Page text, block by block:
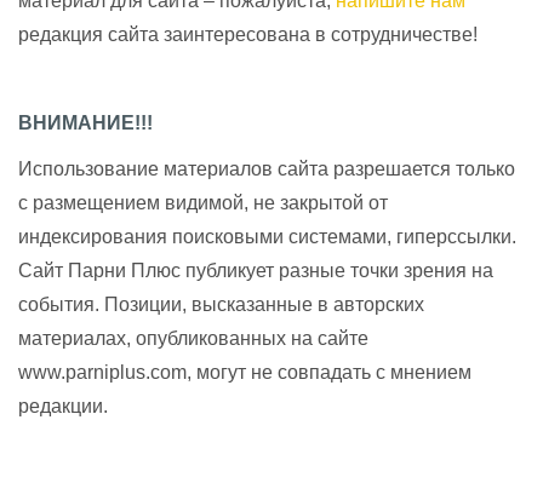
редакция сайта заинтересована в сотрудничестве!
ВНИМАНИЕ!!!
Использование материалов сайта разрешается только
с размещением видимой, не закрытой от
индексирования поисковыми системами, гиперссылки.
Сайт Парни Плюс публикует разные точки зрения на
события. Позиции, высказанные в авторских
материалах, опубликованных на сайте
www.parniplus.com, могут не совпадать с мнением
редакции.